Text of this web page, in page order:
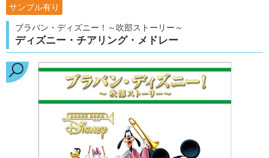
サンプル有り
ブラバン・ディズニー！～吹部ストーリー～
ディズニー・チアリング・メドレー